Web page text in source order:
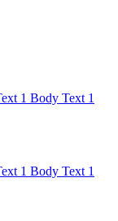
1 Body Text 1
1 Body Text 1